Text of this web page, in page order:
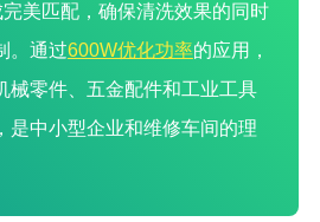
美匹配，确保清洗效果的同时
。通过600W优化功率的应用，
械零件、五金配件和工业工具
是中小型企业和维修车间的理